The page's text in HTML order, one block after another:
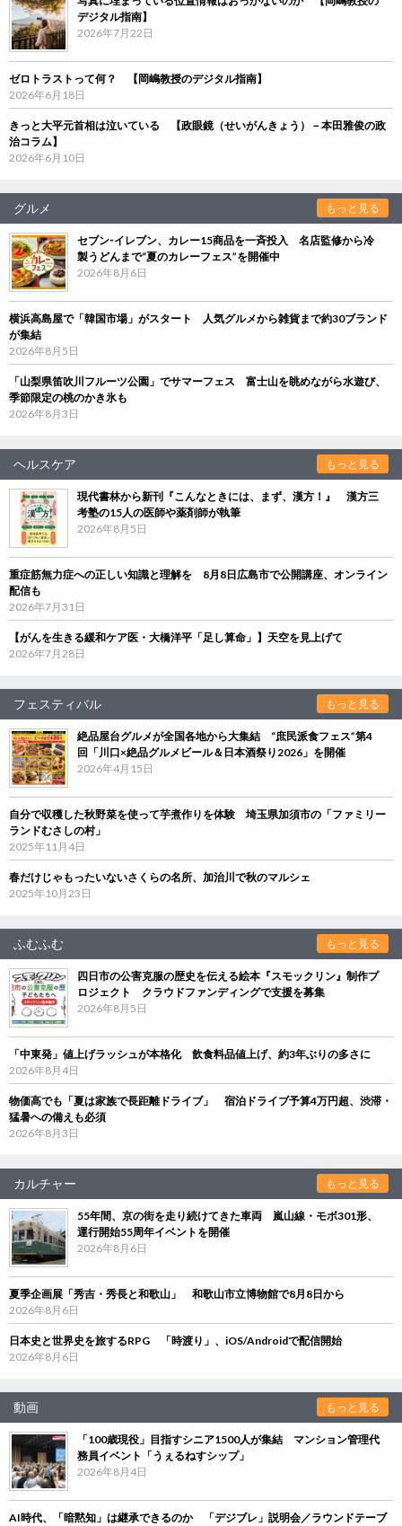
デジタル指南】
2026年7月22日
ゼロトラストって何？ 【岡嶋教授のデジタル指南】
2026年6月18日
きっと大平元首相は泣いている 【政眼鏡（せいがんきょう）－本田雅俊の政
治コラム】
2026年6月10日
グルメ もっと見る
セブン‐イレブン、カレー15商品を一斉投入 名店監修から冷
製うどんまで“夏のカレーフェス”を開催中
2026年8月6日
横浜高島屋で「韓国市場」がスタート 人気グルメから雑貨まで約30ブランド
が集結
2026年8月5日
「山梨県笛吹川フルーツ公園」でサマーフェス 富士山を眺めながら水遊び、
季節限定の桃のかき氷も
2026年8月3日
ヘルスケア もっと見る
現代書林から新刊『こんなときには、まず、漢方！』 漢方三
考塾の15人の医師や薬剤師が執筆
2026年8月5日
重症筋無力症への正しい知識と理解を 8月8日広島市で公開講座、オンライン
配信も
2026年7月31日
【がんを生きる緩和ケア医・大橋洋平「足し算命」】天空を見上げて
2026年7月28日
フェスティバル もっと見る
絶品屋台グルメが全国各地から大集結 “庶民派食フェス”第4
回「川口×絶品グルメビール＆日本酒祭り2026」を開催
2026年4月15日
自分で収穫した秋野菜を使って芋煮作りを体験 埼玉県加須市の「ファミリー
ランドむさしの村」
2025年11月4日
春だけじゃもったいないさくらの名所、加治川で秋のマルシェ
2025年10月23日
ふむふむ もっと見る
四日市の公害克服の歴史を伝える絵本『スモックリン』制作プ
ロジェクト クラウドファンディングで支援を募集
2026年8月5日
「中東発」値上げラッシュが本格化 飲食料品値上げ、約3年ぶりの多さに
2026年8月4日
物価高でも「夏は家族で長距離ドライブ」 宿泊ドライブ予算4万円超、渋滞・
猛暑への備えも必須
2026年8月3日
カルチャー もっと見る
55年間、京の街を走り続けてきた車両 嵐山線・モボ301形、
運行開始55周年イベントを開催
2026年8月6日
夏季企画展「秀吉・秀長と和歌山」 和歌山市立博物館で8月8日から
2026年8月6日
日本史と世界史を旅するRPG 「時渡り」、iOS/Androidで配信開始
2026年8月6日
動画 もっと見る
「100歳現役」目指すシニア1500人が集結 マンション管理代
務員イベント「うぇるねすシップ」
2026年8月4日
AI時代、「暗黙知」は継承できるのか 「デジブレ」説明会／ラウンドテーブ